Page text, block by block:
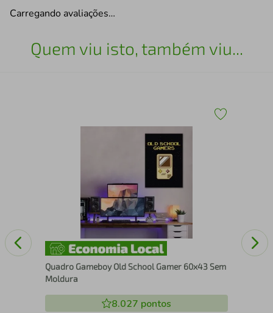
Carregando avaliações…
Quem viu isto, também viu...
Quadro Gameboy Old School Gamer 60x43 Sem
Moldura
8.027 pontos